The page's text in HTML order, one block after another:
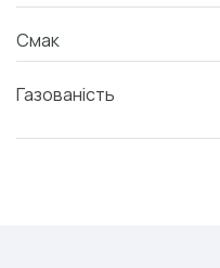
Смак
Газованість